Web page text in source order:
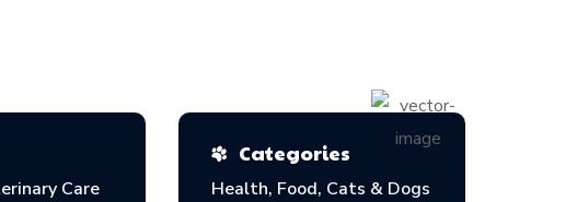
Care
Categories
Health, Food, Cats & Dogs